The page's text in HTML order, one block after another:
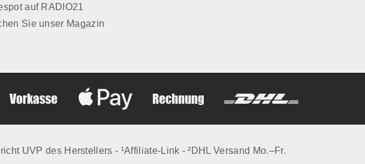
auf RADIO21
Sie unser Magazin
UVP des Herstellers - ¹Affiliate-Link - ²DHL Versand Mo.–Fr.